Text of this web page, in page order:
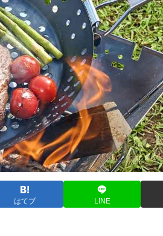
はてブ LINE